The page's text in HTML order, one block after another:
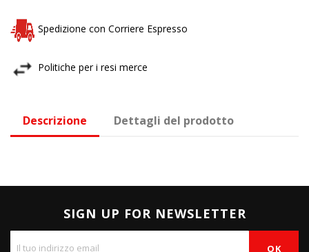
Spedizione con Corriere Espresso
Politiche per i resi merce
Descrizione Dettagli del prodotto
SIGN UP FOR NEWSLETTER